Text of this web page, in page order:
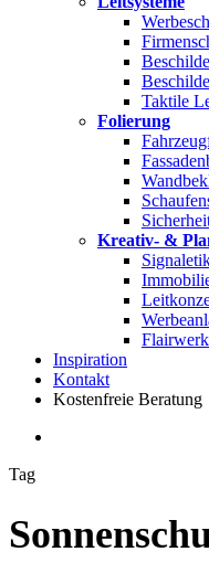
Taktile
Folierung
Kreativ- &
Flairwerk
Inspiration
Kontakt
Kostenfreie Beratung
Tag